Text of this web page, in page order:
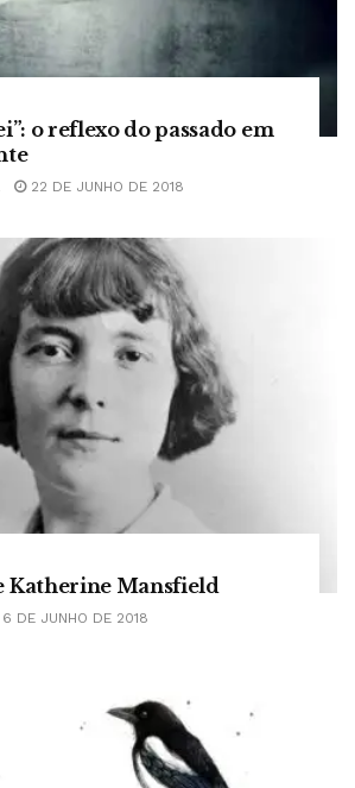
o reflexo do passado em
22 DE JUNHO DE 2018
Katherine Mansfield
DE JUNHO DE 2018